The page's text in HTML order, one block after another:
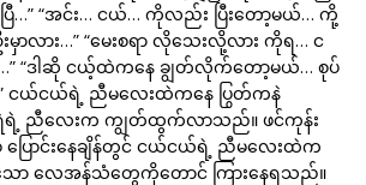
ြီ…” “အင်း… ငယ်… ကိုလည်း ပြီးတော့မယ်… ကို့
လား…” “မေးစရာ လိုသေးလို့လား ကိုရ… င
“ဒါဆို ငယ့်ထဲကနေ ချွတ်လိုက်တော့မယ်… စုပ်
ငယ်ငယ်ရဲ့ ညီမလေးထဲကနေ ပြွတ်ကနဲ
ရဲ့ ညီလေးက ကျွတ်ထွက်လာသည်။ ဖင်ကုန်း
ြောင်းနေချိန်တွင် ငယ်ငယ်ရဲ့ ညီမလေးထဲက
လေအန်သံတွေကိုတောင် ကြားနေရသည်။